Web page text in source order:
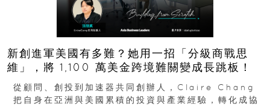
新創進軍美國有多難？她用一招「分級商戰思
維」，將 1,100 萬美金跨境難關變成長跳板！
從顧問、創投到加速器共同創辦人，Claire Chang
把自身在亞洲與美國累積的投資與產業經驗，轉化成協